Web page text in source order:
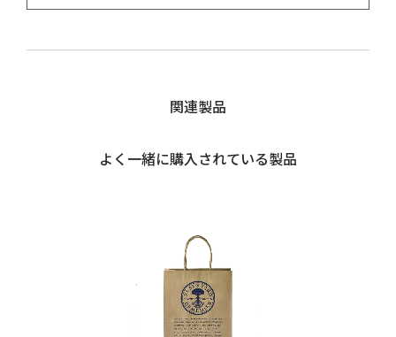
関連製品
よく一緒に購入されている製品